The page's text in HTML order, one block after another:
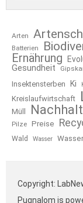
Arten
Batterien
Ernährung
Gesundheit
Insektensterben Ki
Kreislaufwirtschaft
Müll
Pilze Preise
Wald
Wasser
Copyright:
Pugnalom is